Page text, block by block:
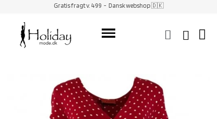
Gratis fragt v. 499 - Dansk webshop 🇩🇰